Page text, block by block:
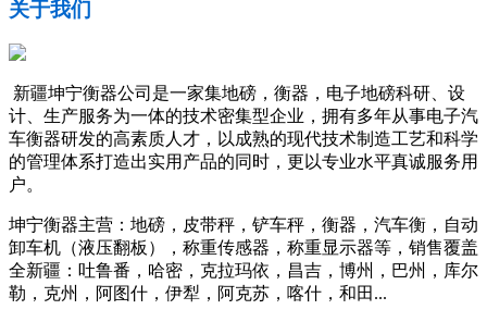
关于我们
新疆坤宁衡器公司是一家集地磅，衡器，电子地磅科研、设
计、生产服务为一体的技术密集型企业，拥有多年从事电子汽
车衡器研发的高素质人才，以成熟的现代技术制造工艺和科学
的管理体系打造出实用产品的同时，更以专业水平真诚服务用
户。
坤宁衡器主营：地磅，皮带秤，铲车秤，衡器，汽车衡，自动
卸车机（液压翻板），称重传感器，称重显示器等，销售覆盖
全新疆：吐鲁番，哈密，克拉玛依，昌吉，博州，巴州，库尔
勒，克州，阿图什，伊犁，阿克苏，喀什，和田...